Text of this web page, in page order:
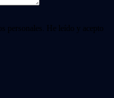
personales. He leído y acepto